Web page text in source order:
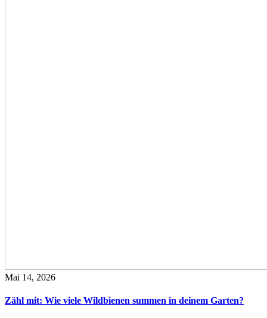
Mai 14, 2026
Zähl mit: Wie viele Wildbienen summen in deinem Garten?